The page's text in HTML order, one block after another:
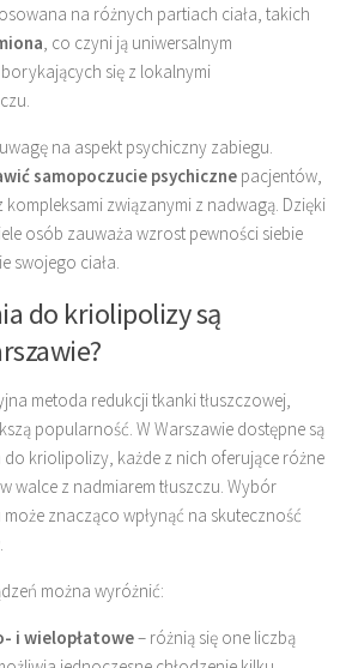
na różnych partiach ciała, takich
, co czyni ją uniwersalnym
się z lokalnymi
na aspekt psychiczny zabiegu.
samopoczucie psychiczne pacjentów,
kompleksami związanymi z nadwagą. Dzięki
osób zauważa wzrost pewności siebie
swojego ciała.
do kriolipolizy są
metoda redukcji tkanki tłuszczowej,
popularność. W Warszawie dostępne są
kriolipolizy, każde z nich oferujące różne
walce z nadmiarem tłuszczu. Wybór
znacząco wpłynąć na skuteczność
można wyróżnić:
i wielopłatowe– różnią się one liczbą